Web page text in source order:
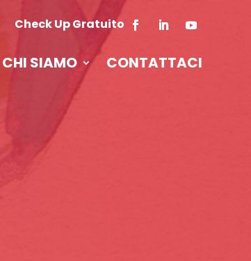
Check Up Gratuito
CHI SIAMO CONTATTACI